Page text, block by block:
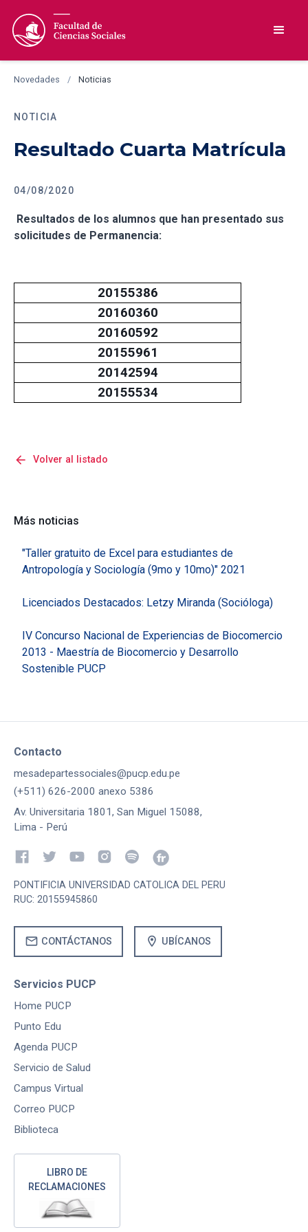
Novedades / Noticias
NOTICIA
Resultado Cuarta Matrícula
04/08/2020
Resultados de los alumnos que han presentado sus
solicitudes de Permanencia:
20155386
20160360
20160592
20155961
20142594
20155534
arrow_back Volver al listado
Más noticias
"Taller gratuito de Excel para estudiantes de
Antropología y Sociología (9mo y 10mo)" 2021
Licenciados Destacados: Letzy Miranda (Socióloga)
IV Concurso Nacional de Experiencias de Biocomercio
2013 - Maestría de Biocomercio y Desarrollo
Sostenible PUCP
Contacto
mesadepartessociales@pucp.edu.pe
(+511) 626-2000 anexo 5386
Av. Universitaria 1801, San Miguel 15088,
Lima - Perú
PONTIFICIA UNIVERSIDAD CATOLICA DEL PERU
RUC: 20155945860
mail CONTÁCTANOS location_on UBÍCANOS
Servicios PUCP
Home PUCP
Punto Edu
Agenda PUCP
Servicio de Salud
Campus Virtual
Correo PUCP
Biblioteca
LIBRO DE
RECLAMACIONES